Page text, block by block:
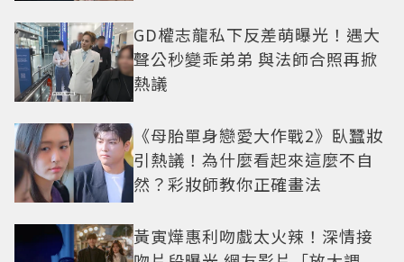
GD權志龍私下反差萌曝光！遇大
聲公秒變乖弟弟 與法師合照再掀
熱議
《母胎單身戀愛大作戰2》臥蠶妝
引熱議！為什麼看起來這麼不自
然？彩妝師教你正確畫法
黃寅燁惠利吻戲太火辣！深情接